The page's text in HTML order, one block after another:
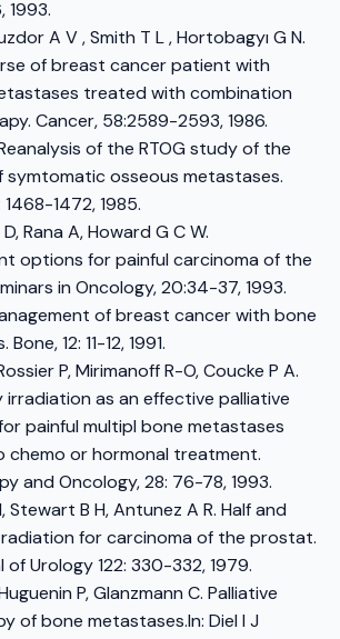
1993.
A V , Smith T L , Hortobagyı G N.
of breast cancer patient with
treated with combination
Cancer, 58:2589-2593, 1986.
of the RTOG study of the
symtomatic osseous metastases.
1472, 1985.
Rana A, Howard G C W.
options for painful carcinoma of the
in Oncology, 20:34-37, 1993.
of breast cancer with bone
12: 11-12, 1991.
P, Mirimanoff R-O, Coucke P A.
as an effective palliative
painful multipl bone metastases
chemo or hormonal treatment.
and Oncology, 28: 76-78, 1993.
Stewart B H, Antunez A R. Half and
for carcinoma of the prostat.
of Urology 122: 330-332, 1979.
P, Glanzmann C. Palliative
of bone metastases.In: Diel I J